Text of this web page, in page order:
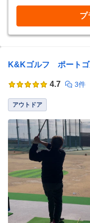
プ
K&Kゴルフ ポートゴ
4.7 3件
アウトドア